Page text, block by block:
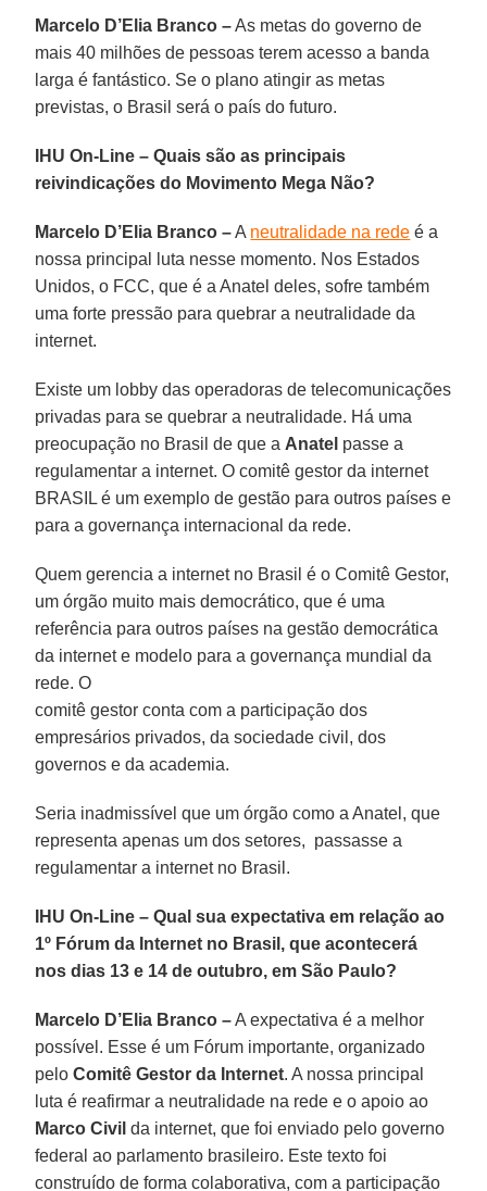
Marcelo D’Elia Branco –As metas do governo de
mais 40 milhões de pessoas terem acesso a banda
larga é fantástico. Se o plano atingir as metas
previstas, o Brasil será o país do futuro.
IHU On-Line – Quais são as principais
reivindicações do Movimento Mega Não?
Marcelo D’Elia Branco –A neutralidade na rede é a
nossa principal luta nesse momento. Nos Estados
Unidos, o FCC, que é a Anatel deles, sofre também
uma forte pressão para quebrar a neutralidade da
internet.
Existe um lobby das operadoras de telecomunicações
privadas para se quebrar a neutralidade. Há uma
preocupação no Brasil de que a Anatel passe a
regulamentar a internet. O comitê gestor da internet
BRASIL é um exemplo de gestão para outros países e
para a governança internacional da rede.
Quem gerencia a internet no Brasil é o Comitê Gestor,
um órgão muito mais democrático, que é uma
referência para outros países na gestão democrática
da internet e modelo para a governança mundial da
rede. O
comitê gestor conta com a participação dos
empresários privados, da sociedade civil, dos
governos e da academia.
Seria inadmissível que um órgão como a Anatel, que
representa apenas um dos setores, passasse a
regulamentar a internet no Brasil.
IHU On-Line – Qual sua expectativa em relação ao
1º Fórum da Internet no Brasil, que acontecerá
nos dias 13 e 14 de outubro, em São Paulo?
Marcelo D’Elia Branco –A expectativa é a melhor
possível. Esse é um Fórum importante, organizado
peloComitê Gestor da Internet. A nossa principal
luta é reafirmar a neutralidade na rede e o apoio ao
Marco Civilda internet, que foi enviado pelo governo
federal ao parlamento brasileiro. Este texto foi
construído de forma colaborativa, com a participação